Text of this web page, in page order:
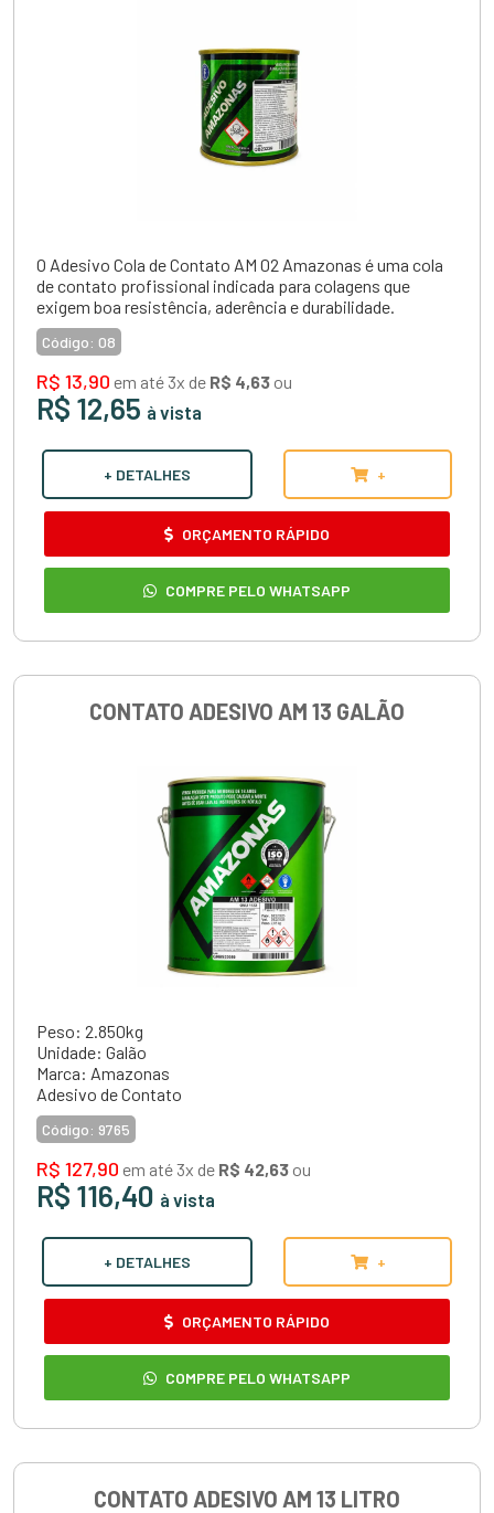
O Adesivo Cola de Contato AM 02 Amazonas é uma cola
de contato profissional indicada para colagens que
exigem boa resistência, aderência e durabilidade.
Código: 08
R$ 13,90 em até 3x de R$ 4,63 ou
R$ 12,65 à vista
+ DETALHES +
ORÇAMENTO RÁPIDO
COMPRE PELO WHATSAPP
CONTATO ADESIVO AM 13 GALÃO
Peso: 2.850kg
Unidade: Galão
Marca: Amazonas
Adesivo de Contato
Código: 9765
R$ 127,90 em até 3x de R$ 42,63 ou
R$ 116,40 à vista
+ DETALHES +
ORÇAMENTO RÁPIDO
COMPRE PELO WHATSAPP
CONTATO ADESIVO AM 13 LITRO